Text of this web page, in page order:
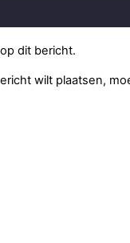
dit bericht.
wilt plaatsen,